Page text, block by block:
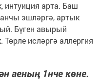
интуиция арта. Баш
эшләргә, артык
Бүген авырый
исләргә аллергия
аеның 1нче көне.